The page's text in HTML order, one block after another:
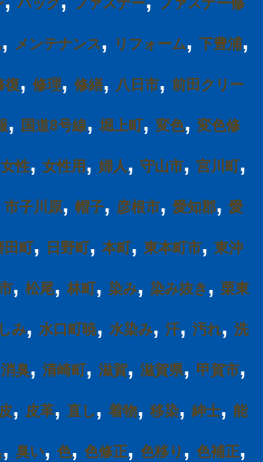
, メンテナンス, リフォーム, 下豊浦,
復, 修理, 修繕, 八日市, 前田クリー
, 国道8号線, 堀上町, 変色, 変色修
女性, 女性用 , 婦人, 守山市, 宮川町,
市子川原, 帽子, 彦根市, 愛知郡, 愛
田町, 日野町, 本町, 東本町市, 東沖
, 松尾, 林町, 染み, 染み抜き, 栗東
み, 水口町暁, 水染み, 汗, 汚れ, 洗
消臭, 清崎町, 滋賀, 滋賀県, 甲賀市,
皮, 皮革, 直し, 着物, 移染, 紳士, 能
, 臭い, 色, 色修正, 色移り , 色補正,